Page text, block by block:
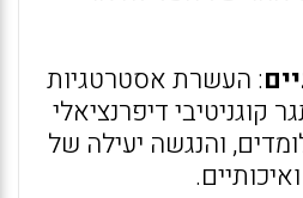
: העשרת אסטרטגיות
קוגניטיבי דיפרנציאלי
והנגשה יעילה של